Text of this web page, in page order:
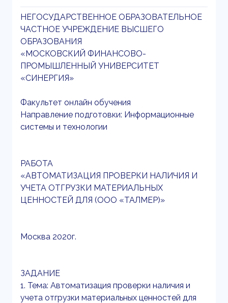
НЕГОСУДАРСТВЕННОЕ ОБРАЗОВАТЕЛЬНОЕ
ЧАСТНОЕ УЧРЕЖДЕНИЕ ВЫСШЕГО
ОБРАЗОВАНИЯ
«МОСКОВСКИЙ ФИНАНСОВО-
ПРОМЫШЛЕННЫЙ УНИВЕРСИТЕТ
«СИНЕРГИЯ»
Факультет онлайн обучения
Направление подготовки: Информационные
системы и технологии
РАБОТА
«АВТОМАТИЗАЦИЯ ПРОВЕРКИ НАЛИЧИЯ И
УЧЕТА ОТГРУЗКИ МАТЕРИАЛЬНЫХ
ЦЕННОСТЕЙ ДЛЯ (ООО «ТАЛМЕР)»
Москва 2020г.
ЗАДАНИЕ
1. Тема: Автоматизация проверки наличия и
учета отгрузки материальных ценностей для